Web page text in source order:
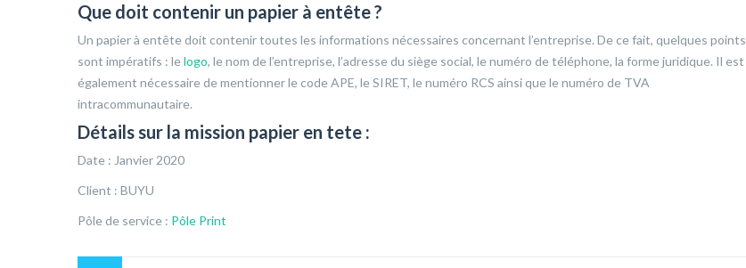
Que doit contenir un papier à entête ?
Un papier à entête doit contenir toutes les informations nécessaires concernant l’entreprise. De ce fait, quelques points
sont impératifs : lelogo, le nom de l’entreprise, l’adresse du siège social, le numéro de téléphone, la forme juridique. Il est
également nécessaire de mentionner le code APE, le SIRET, le numéro RCS ainsi que le numéro de TVA
intracommunautaire.
Détails sur la mission papier en tete :
Date : Janvier 2020
Client : BUYU
Pôle de service : Pôle Print